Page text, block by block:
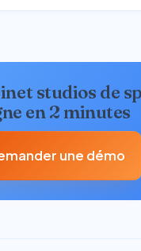
studios de
en 2 minutes
une démo